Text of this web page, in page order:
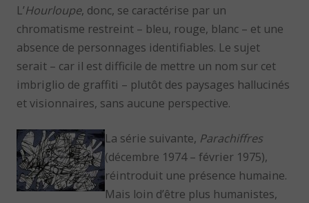
L’Hourloupe, donc, se caractérise par un
chromatisme restreint – bleu, rouge, blanc – et une
absence de personnages identifiables. Le sujet
serait – car il est difficile de mettre un nom sur cet
imbriglio de graffiti – plutôt des paysages hallucinés
et visionnaires, sans aucune perspective.
La série suivante, Parachiffres
(décembre 1974 – février 1975),
réintroduit une présence humaine.
Mais loin d’être plus humanistes,